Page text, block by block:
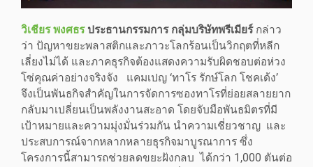
วิเชียร พงศธรประธานกรรมการ กลุ่มบริษัทพรีเมียร์กล่าว
ว่า ปัญหาขยะพลาสติกและภาวะโลกร้อนเป็นวิกฤตที่หลีก
เลี่ยงไม่ได้ และภาคธุรกิจต้องแสดงความรับผิดชอบต่อห่วง
โซ่คุณค่าอย่างจริงจัง แคมเปญ ‘ทาโร รักษ์โลก โชคเด้ง’
จึงเป็นพันธกิจสำคัญในการจัดการซองทาโรที่ย่อยสลายยาก
กลับมาเปลี่ยนเป็นพลังงานสะอาด โดยจับมือพันธมิตรที่มี
เป้าหมายและความมุ่งมั่นร่วมกัน นำความเชี่ยวชาญ และ
ประสบการณ์จากหลากหลายธุรกิจมาบูรณาการ ซึ่ง
โครงการนี้สามารถช่วยลดขยะฝังกลบ ได้กว่า 1,000 ตันต่อ